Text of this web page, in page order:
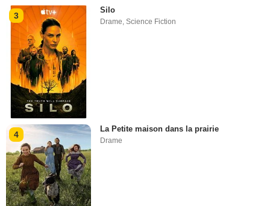
3
Silo
Drame ,Science Fiction
4
La Petite maison dans la prairie
Drame